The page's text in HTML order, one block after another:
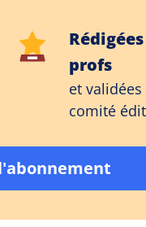
profs
et
comité